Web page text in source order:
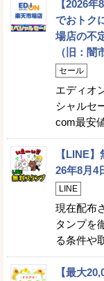
【2026
でおトク
場店の不
（旧：闇
セール
エディオ
シャルセ
com最安
【LINE
26年8月4
LINE
現在配布
タンプを
る条件や
【最大